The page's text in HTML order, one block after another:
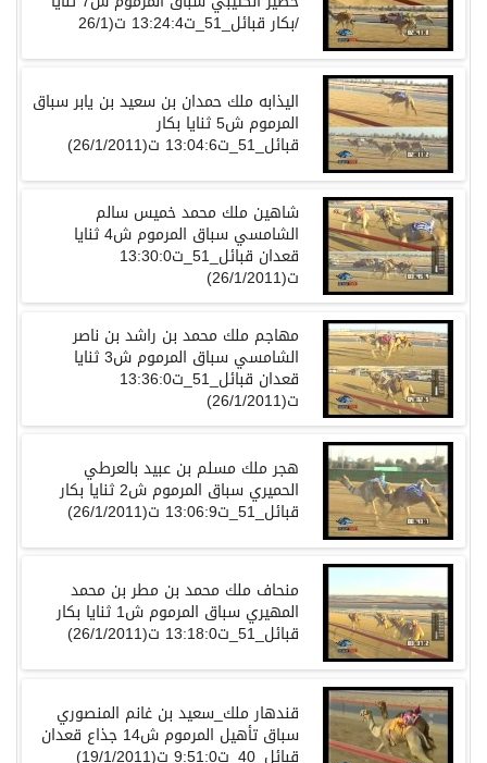
بكار قبائل_51_ت13:24:4 ت(26/1/
اليذابه ملك حمدان بن سعيد بن يابر سباق
المرموم ش5 ثنايا بكار
قبائل_51_ت13:04:6 ت(26/1/2011)
شاهين ملك محمد خميس سالم
الشامسي سباق المرموم ش4 ثنايا
قعدان قبائل_51_ت13:30:0
ت(26/1/2011)
مهاجم ملك محمد بن راشد بن ناصر
الشامسي سباق المرموم ش3 ثنايا
قعدان قبائل_51_ت13:36:0
ت(26/1/2011)
هجر ملك مسلم بن عبيد بالعرطي
الحميري سباق المرموم ش2 ثنايا بكار
قبائل_51_ت13:06:9 ت(26/1/2011)
منحاف ملك محمد بن مطر بن محمد
المهيري سباق المرموم ش1 ثنايا بكار
قبائل_51_ت13:18:0 ت(26/1/2011)
قندهار ملك_سعيد بن غانم المنصوري
سباق تأهيل المرموم ش14 جذاع قعدان
قبائل_40_ت9:51:0 ت(19/1/2011)